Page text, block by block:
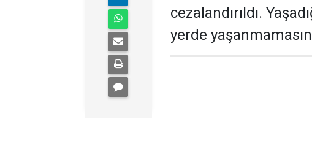
cezalandırıldı.
yerde